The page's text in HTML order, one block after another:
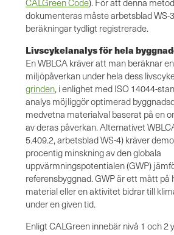
dokumenteras måste arbetsblad WS-
beräkningar tydligt registrerade.
Livscykelanalys för hela
En WBLCA kräver att man beräknar
miljöpåverkan under hela dess
grinden, i enlighet med ISO 14044-
analys möjliggör optimerad
medvetna materialval baserat på en
av deras påverkan. Alternativet
5.409.2, arbetsblad WS-4) kräver
procentig minskning av den globala
uppvärmningspotentialen (GWP)
referensbyggnad. GWP är ett mått på
material eller en aktivitet bidrar till
under en given tid.
Enligt CALGreen innebär nivå 1 och 2